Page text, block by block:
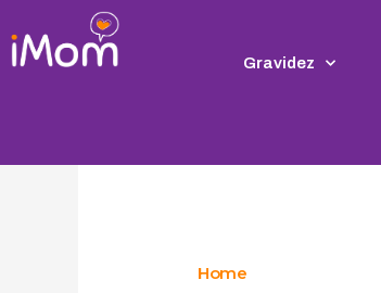
para
Gravidez
Home